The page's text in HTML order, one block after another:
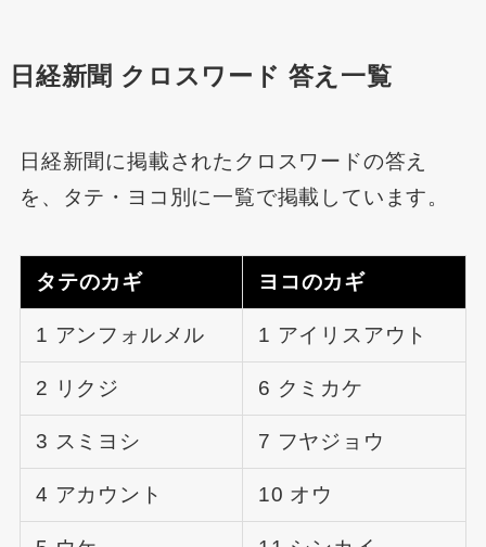
日経新聞 クロスワード 答え一覧
日経新聞に掲載されたクロスワードの答え
を、タテ・ヨコ別に一覧で掲載しています。
タテのカギ ヨコのカギ
1 アンフォルメル 1 アイリスアウト
2 リクジ 6 クミカケ
3 スミヨシ 7 フヤジョウ
4 アカウント 10 オウ